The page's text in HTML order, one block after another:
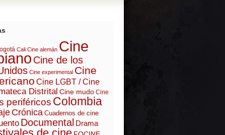
Cali Cine alemán Cine
Cine de los
Cine experimental Cine
Cine LGBT / Cine
Distrital Cine mudo Cine
periféricos Colombia
Crónica Cuadernos de cine
Documental Drama